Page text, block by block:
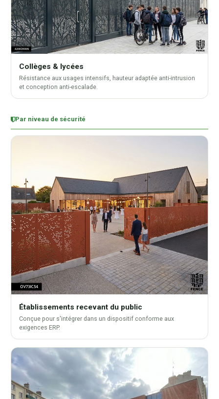
Collèges & lycées
Résistance aux usages intensifs, hauteur adaptée anti-intrusion
et conception anti-escalade.
Par niveau de sécurité
Établissements recevant du public
Conçue pour s'intégrer dans un dispositif conforme aux
exigences ERP.